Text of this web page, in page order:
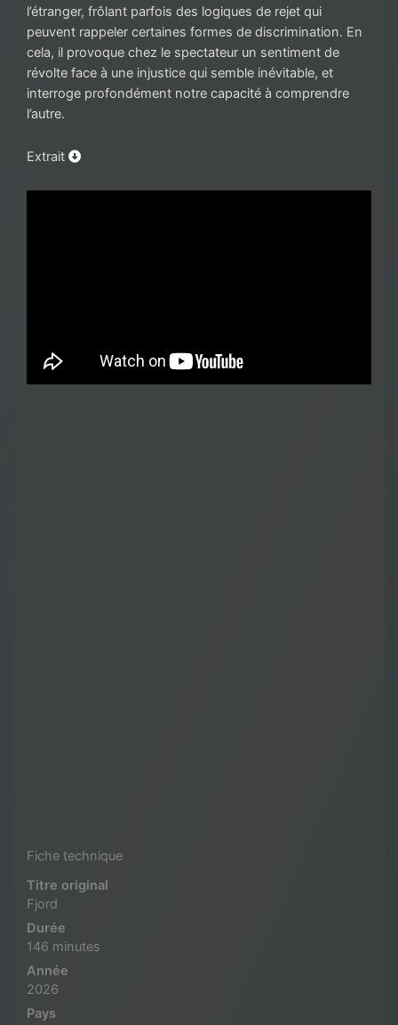
l’étranger, frôlant parfois des logiques de rejet qui
peuvent rappeler certaines formes de discrimination. En
cela, il provoque chez le spectateur un sentiment de
révolte face à une injustice qui semble inévitable, et
interroge profondément notre capacité à comprendre
l’autre.
Extrait
Fiche technique
Titre original
Fjord
Durée
146 minutes
Année
2026
Pays